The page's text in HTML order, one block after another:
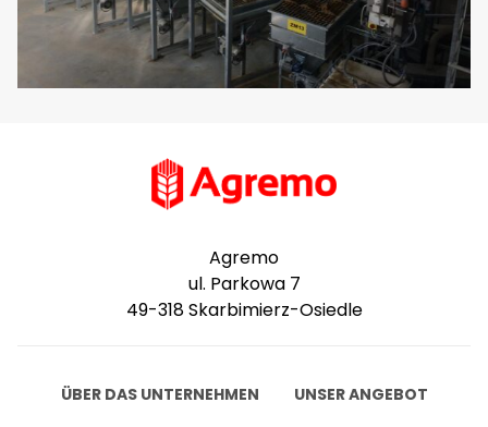
Agremo
ul. Parkowa 7
49-318 Skarbimierz-Osiedle
ÜBER DAS UNTERNEHMEN UNSER ANGEBOT